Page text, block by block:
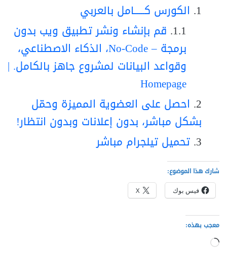
الكورس كـــــامل بالعربي
قم بإنشاء ونشر تطبيق ويب بدون
برمجة – No-Code، الذكاء الاصطناعي،
وقواعد البيانات لمشروع جاهز بالكامل. |
Homepage
احصل على العضوية المميزة وحمّل
بشكل مباشر، بدون إعلانات وبدون انتظار!
تحميل تيلجرام مباشر
شارك هذا الموضوع:
فيس بوك X
معجب بهذه:
جاري